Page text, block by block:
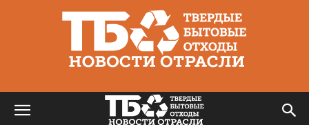
Твердые
бытовые
отходы
|